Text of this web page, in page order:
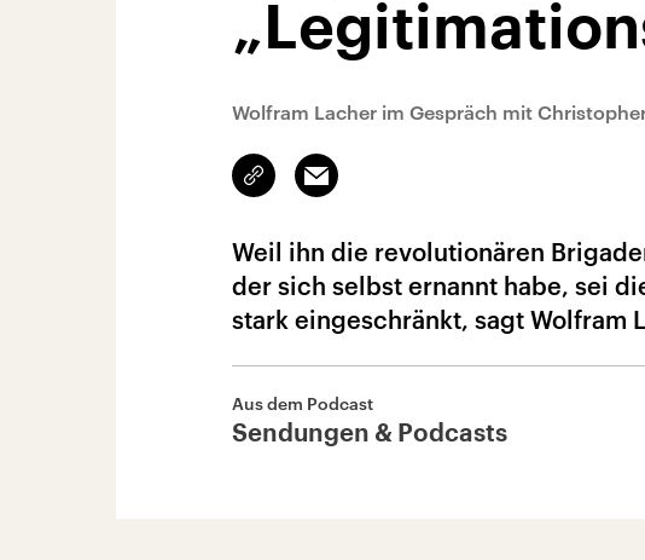
Wolfram Lacher im Gespräch mit
Link
kopieren/teilen
Email
Weil ihn die revolutionären
der sich selbst ernannt habe, sei
stark eingeschränkt, sagt Wolfram
Aus dem Podcast
Sendungen & Podcasts